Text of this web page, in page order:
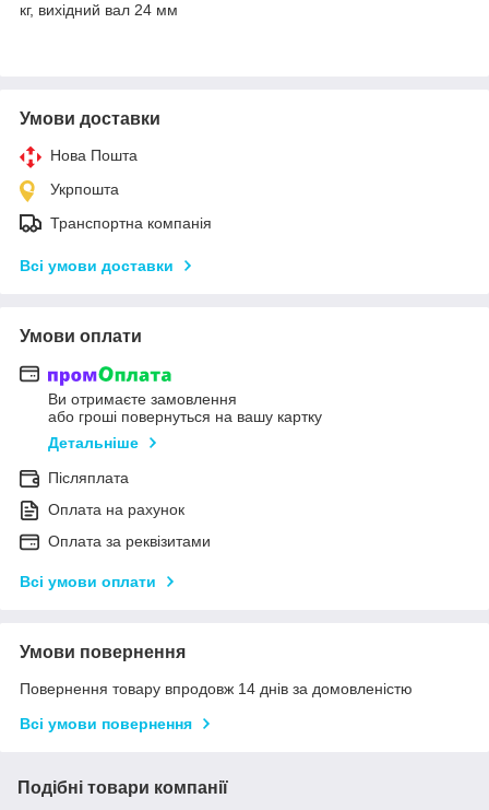
кг, вихідний вал 24 мм
Умови доставки
Нова Пошта
Укрпошта
Транспортна компанія
Всі умови доставки
Умови оплати
Ви отримаєте замовлення
або гроші повернуться на вашу картку
Детальніше
Післяплата
Оплата на рахунок
Оплата за реквізитами
Всі умови оплати
Умови повернення
Повернення товару впродовж 14 днів за домовленістю
Всі умови повернення
Подібні товари компанії